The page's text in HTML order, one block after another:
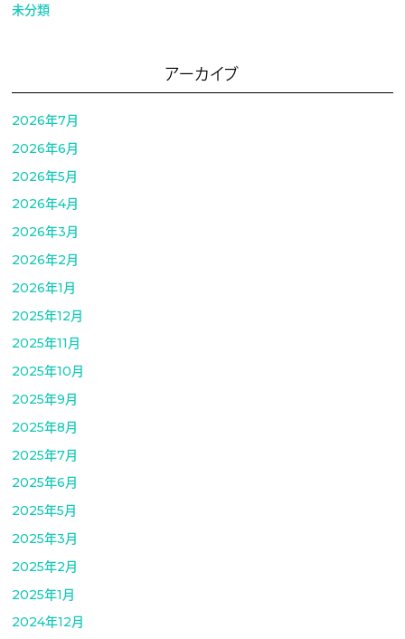
未分類
アーカイブ
2026年7月
2026年6月
2026年5月
2026年4月
2026年3月
2026年2月
2026年1月
2025年12月
2025年11月
2025年10月
2025年9月
2025年8月
2025年7月
2025年6月
2025年5月
2025年3月
2025年2月
2025年1月
2024年12月